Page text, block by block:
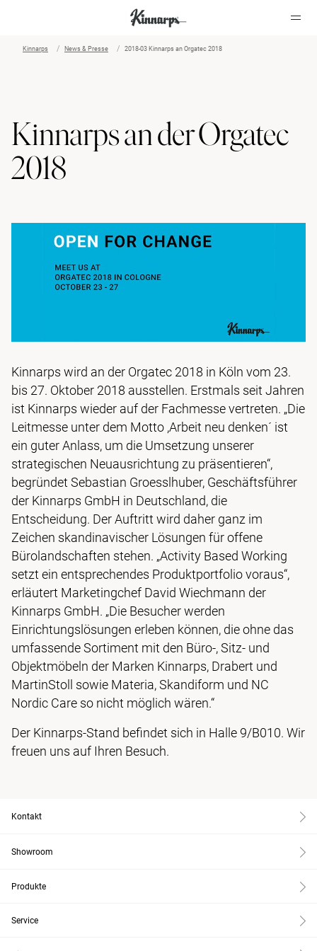
Kinnarps News & Presse 2018-03 Kinnarps an Orgatec 2018
Kinnarps an der Orgatec
2018
Kinnarps wird an der Orgatec 2018 in Köln vom 23.
bis 27. Oktober 2018 ausstellen. Erstmals seit Jahren
ist Kinnarps wieder auf der Fachmesse vertreten. „Die
Leitmesse unter dem Motto ,Arbeit neu denken´ ist
ein guter Anlass, um die Umsetzung unserer
strategischen Neuausrichtung zu präsentieren“,
begründet Sebastian Groesslhuber, Geschäftsführer
der Kinnarps GmbH in Deutschland, die
Entscheidung. Der Auftritt wird daher ganz im
Zeichen skandinavischer Lösungen für offene
Bürolandschaften stehen. „Activity Based Working
setzt ein entsprechendes Produktportfolio voraus“,
erläutert Marketingchef David Wiechmann der
Kinnarps GmbH. „Die Besucher werden
Einrichtungslösungen erleben können, die ohne das
umfassende Sortiment mit den Büro-, Sitz- und
Objektmöbeln der Marken Kinnarps, Drabert und
MartinStoll sowie Materia, Skandiform und NC
Nordic Care so nicht möglich wären.“
Der Kinnarps-Stand befindet sich in Halle 9/B010. Wir
freuen uns auf Ihren Besuch.
Kontakt
Showroom
Produkte
Service